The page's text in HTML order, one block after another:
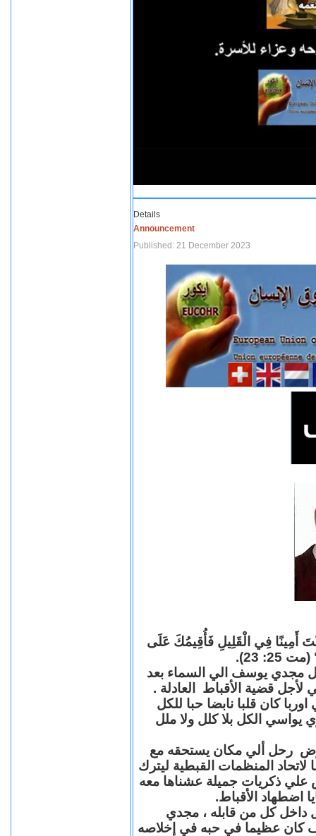
Details
Announcement
Published: 21 December 2023
أَمِينًا فِي الْقَلِيلِ فَأُقِيمُكَ عَلَى
23).
مجدي يوسف الي السماء بعد
قضية الأقباط العادلة .
كان قلبا نابضا حبا للكل
يواسي الكل بلا كلل ولا ملل
رحل ألي مكان يستحقه مع
المنظمات القبطية ليترك
علي ذكريات جميلة عشناها معه
اضطهاد الأقباط.
داخل كل من قابله ، مجدي
عظيما في حبه في إخلاصه